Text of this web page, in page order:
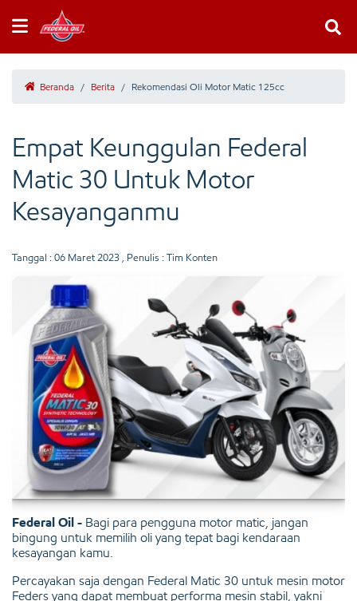
Beranda / Berita / Rekomendasi Oli Motor Matic 125cc
Empat Keunggulan Federal
Matic 30 Untuk Motor
Kesayanganmu
Tanggal : 06 Maret 2023 , Penulis : Tim Konten
Federal Oil - Bagi para pengguna motor matic, jangan
bingung untuk memilih oli yang tepat bagi kendaraan
kesayangan kamu.
Percayakan saja dengan Federal Matic 30 untuk mesin motor
Feders yang dapat membuat performa mesin stabil, yakni